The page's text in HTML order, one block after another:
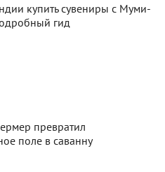
купить сувениры с Муми-
гид
превратил
поле в саванну